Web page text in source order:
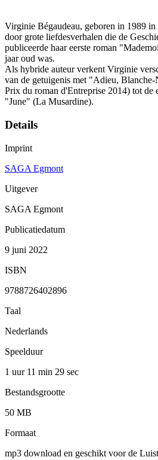
Virginie Bégaudeau, geboren in 1989
door grote liefdesverhalen die de
publiceerde haar eerste roman
jaar oud was.
Als hybride auteur verkent Virginie
van de getuigenis met "Adieu,
Prix du roman d'Entreprise 2014) tot de
"June" (La Musardine).
Details
Imprint
SAGA Egmont
Uitgever
SAGA Egmont
Publicatiedatum
9 juni 2022
ISBN
9788726402896
Taal
Nederlands
Speelduur
1 uur 11 min 29 sec
Bestandsgrootte
50 MB
Formaat
mp3 download en geschikt voor de